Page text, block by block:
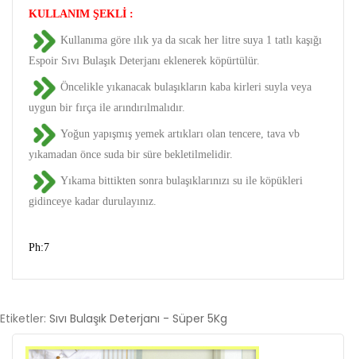
KULLANIM ŞEKLİ :
Kullanıma göre ılık ya da sıcak her litre suya 1 tatlı kaşığı
Espoir Sıvı Bulaşık Deterjanı eklenerek köpürtülür.
Öncelikle yıkanacak bulaşıkların kaba kirleri suyla veya
uygun bir fırça ile arındırılmalıdır.
Yoğun yapışmış yemek artıkları olan tencere, tava vb
yıkamadan önce suda bir süre bekletilmelidir.
Yıkama bittikten sonra bulaşıklarınızı su ile köpükleri
gidinceye kadar durulayınız.
Ph:7
Etiketler: Sıvı Bulaşık Deterjanı - Süper 5Kg